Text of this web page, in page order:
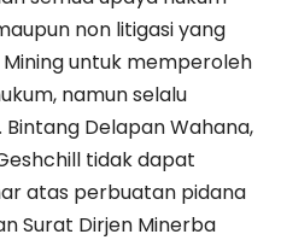
non litigasi yang
untuk memperoleh
namun selalu
Delapan Wahana,
tidak dapat
atas perbuatan pidana
Surat Dirjen Minerba